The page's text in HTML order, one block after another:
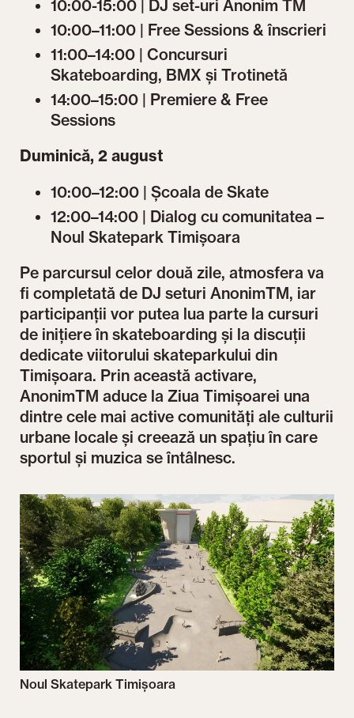
10:00-15:00 | DJ set-uri Anonim TM
10:00–11:00 | Free Sessions & înscrieri
11:00–14:00 | Concursuri
Skateboarding, BMX și Trotinetă
14:00–15:00 | Premiere & Free
Sessions
Duminică, 2 august
10:00–12:00 | Școala de Skate
12:00–14:00 | Dialog cu comunitatea –
Noul Skatepark Timișoara
Pe parcursul celor două zile, atmosfera va
fi completată de DJ seturi AnonimTM, iar
participanții vor putea lua parte la cursuri
de inițiere în skateboarding și la discuții
dedicate viitorului skateparkului din
Timișoara. Prin această activare,
AnonimTM aduce la Ziua Timișoarei una
dintre cele mai active comunități ale culturii
urbane locale și creează un spațiu în care
sportul și muzica se întâlnesc.
Noul Skatepark Timișoara